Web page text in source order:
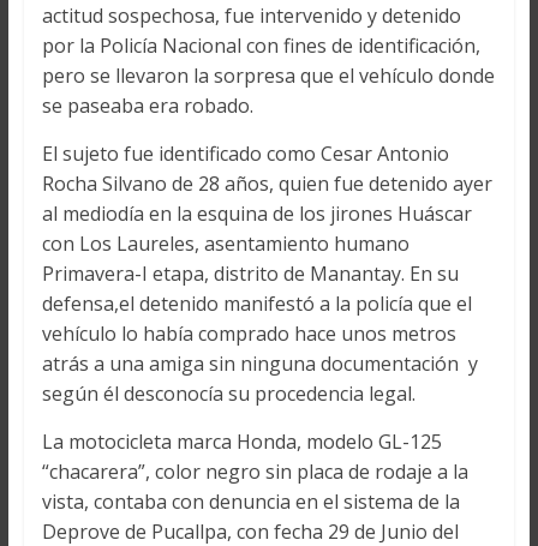
actitud sospechosa, fue intervenido y detenido
por la Policía Nacional con fines de identificación,
pero se llevaron la sorpresa que el vehículo donde
se paseaba era robado.
El sujeto fue identificado como Cesar Antonio
Rocha Silvano de 28 años, quien fue detenido ayer
al mediodía en la esquina de los jirones Huáscar
con Los Laureles, asentamiento humano
Primavera-I etapa, distrito de Manantay. En su
defensa,el detenido manifestó a la policía que el
vehículo lo había comprado hace unos metros
atrás a una amiga sin ninguna documentación y
según él desconocía su procedencia legal.
La motocicleta marca Honda, modelo GL-125
“chacarera”, color negro sin placa de rodaje a la
vista, contaba con denuncia en el sistema de la
Deprove de Pucallpa, con fecha 29 de Junio del